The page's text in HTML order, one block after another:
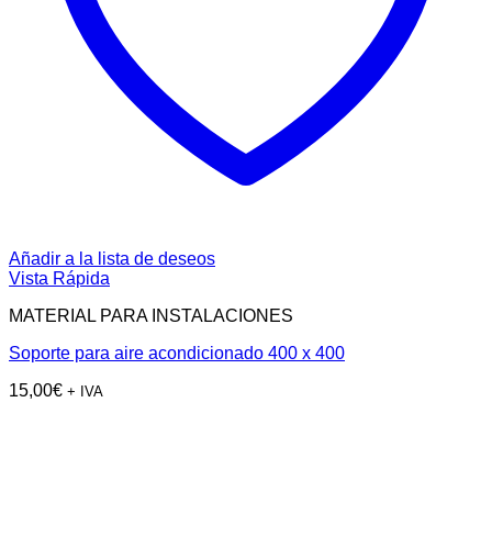
Añadir a la lista de deseos
Vista Rápida
MATERIAL PARA INSTALACIONES
Soporte para aire acondicionado 400 x 400
15,00€ + IVA